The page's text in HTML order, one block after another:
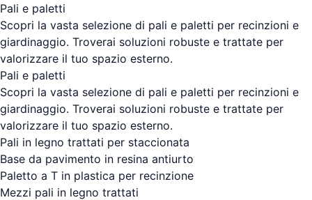
Pali e paletti
Scopri la vasta selezione di pali e paletti per recinzioni e
giardinaggio. Troverai soluzioni robuste e trattate per
valorizzare il tuo spazio esterno.
Pali e paletti
Scopri la vasta selezione di pali e paletti per recinzioni e
giardinaggio. Troverai soluzioni robuste e trattate per
valorizzare il tuo spazio esterno.
Pali in legno trattati per staccionata
Base da pavimento in resina antiurto
Paletto a T in plastica per recinzione
Mezzi pali in legno trattati